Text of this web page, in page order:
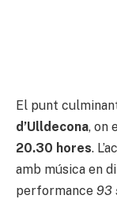
El punt
d’Ulldecona, on
20.30 hores.
amb música en
performance 93